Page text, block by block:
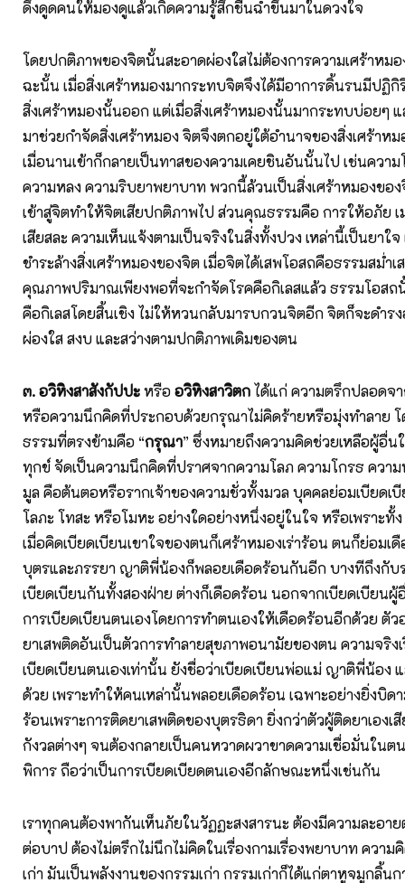
ดึงดูดคนให้มองดูแล้วเกิดความรู้สึกชื่นฉ่ำขึ้นมาในดวงใจ
โดยปกติภาพของจิตนั้นสะอาดผ่องใสไม่ต้องการความเศร้าหมอ
ฉะนั้น เมื่อสิ่งเศร้าหมองมากระทบจิตจึงได้มีอาการดิ้นรนมีปฏิ
สิ่งเศร้าหมองนั้นออก แต่เมื่อสิ่งเศร้าหมองนั้นมากระทบบ่อยๆ แ
มาช่วยกำจัดสิ่งเศร้าหมอง จิตจึงตกอยู่ใต้อำนาจของสิ่งเศร้าหม
เมื่อนานเข้าก็กลายเป็นทาสของความเคยชินอันนั้นไป เช่นควา
ความหลง ความริบยาพยาบาท พวกนี้ล้วนเป็นสิ่งเศร้าหมองของ
เข้าสู่จิตทำให้จิตเสียปกติภาพไป ส่วนคุณธรรมคือ การให้อภัย
เสียสละ ความเห็นแจ้งตามเป็นจริงในสิ่งทั้งปวง เหล่านี้เป็นยาใ
ชำระล้างสิ่งเศร้าหมองของจิต เมื่อจิตได้เสพโอสถคือธรรมสม่ำเ
คุณภาพปริมาณเพียงพอที่จะกำจัดโรคคือกิเลสแล้ว ธรรมโอสถ
คือกิเลสโดยสิ้นเชิง ไม่ให้หวนกลับมารบกวนจิตอีก จิตก็จะดำร
ผ่องใส สงบ และสว่างตามปกติภาพเดิมของตน
๓. อวิหิงสาสังกัปปะหรืออวิหิงสาวิตก ได้แก่ ความตรึกปลอดจ
หรือความนึกคิดที่ประกอบด้วยกรุณาไม่คิดร้ายหรือมุ่งทำลาย โ
ธรรมที่ตรงข้ามคือ “กรุณา” ซึ่งหมายถึงความคิดช่วยเหลือผู้อื่
ทุกข์ จัดเป็นความนึกคิดที่ปราศจากความโลภ ความโกรธ ควา
มูล คือต้นตอหรือรากเจ้าของความชั่วทั้งมวล บุคคลย่อมเบียดเ
โลภะ โทสะ หรือโมหะ อย่างใดอย่างหนึ่งอยู่ในใจ หรือเพราะทั้
เมื่อคิดเบียดเบียนเขาใจของตนก็เศร้าหมองเร่าร้อน ตนก็ย่อมเ
บุตรและภรรยา ญาติพี่น้องก็พลอยเดือดร้อนกันอีก บางทีถึงกับ
เบียดเบียนกันทั้งสองฝ่าย ต่างก็เดือดร้อน นอกจากเบียดเบียน
การเบียดเบียนตนเองโดยการทำตนเองให้เดือดร้อนอีกด้วย ตัว
ยาเสพติดอันเป็นตัวการทำลายสุขภาพอนามัยของตน ความจริง
เบียดเบียนตนเองเท่านั้น ยังชื่อว่าเบียดเบียนพ่อแม่ ญาติพี่น้อง
ด้วย เพราะทำให้คนเหล่านั้นพลอยเดือดร้อน เฉพาะอย่างยิ่งบิด
ร้อนเพราะการติดยาเสพติดของบุตรธิดา ยิ่งกว่าตัวผู้ติดยาเองเ
กังวลต่างๆ จนต้องกลายเป็นคนหวาดผวาขาดความเชื่อมั่นในต
พิการ ถือว่าเป็นการเบียดเบียดตนเองอีกลักษณะหนึ่งเช่นกัน
เราทุกคนต้องพากันเห็นภัยในวัฏฏะสงสารนะ ต้องมีความละอา
ต่อบาป ต้องไม่ตรึกไม่นึกไม่คิดในเรื่องกามเรื่องพยาบาท ความ
เก่า มันเป็นพลังงานของกรรมเก่า กรรมเก่าก็ได้แก่ตาหูจมูกลิ้น